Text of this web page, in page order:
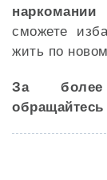
сможете
жить по
За более